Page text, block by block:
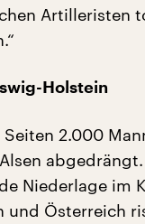
Artilleristen
Holstein
2.000
Niederlage im
und Österreich